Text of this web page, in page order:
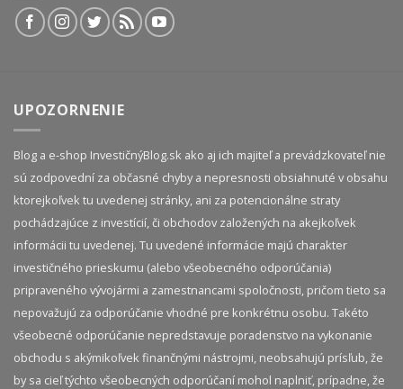
UPOZORNENIE
Blog a e-shop InvestičnýBlog.sk ako aj ich majiteľ a prevádzkovateľ nie
sú zodpovední za občasné chyby a nepresnosti obsiahnuté v obsahu
ktorejkoľvek tu uvedenej stránky, ani za potencionálne straty
pochádzajúce z investícií, či obchodov založených na akejkoľvek
informácii tu uvedenej. Tu uvedené informácie majú charakter
investičného prieskumu (alebo všeobecného odporúčania)
pripraveného vývojármi a zamestnancami spoločnosti, pričom tieto sa
nepovažujú za odporúčanie vhodné pre konkrétnu osobu. Takéto
všeobecné odporúčanie nepredstavuje poradenstvo na vykonanie
obchodu s akýmikoľvek finančnými nástrojmi, neobsahujú prísľub, že
by sa cieľ týchto všeobecných odporúčaní mohol naplniť, prípadne, že